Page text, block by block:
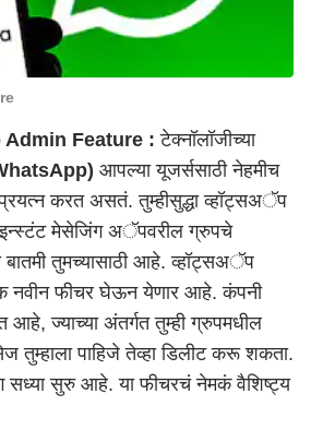
Feature : टेक्नॉलॉजीच्या
आपल्या यूजर्ससाठी नेहमीच
प्रयत्न करत असतं. तुम्हीसुद्धा व्हॉट्सअॅप
मेसेजिंग अॅपवरील ग्रुपचे
तुमच्यासाठी आहे. व्हॉट्सअॅप
नवीन फीचर घेऊन येणार आहे. कंपनी
ज्याच्या अंतर्गत तुम्ही ग्रुपमधील
तुम्हाला पाहिजे तेव्हा डिलीट करू शकता.
सध्या सुरु आहे. या फीचरचं नेमकं वैशिष्ट्य